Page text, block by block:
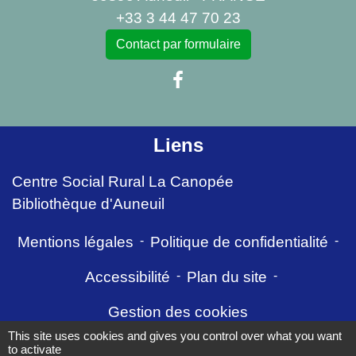
+33 3 44 47 70 23
Contact par formulaire
Liens
Centre Social Rural La Canopée
Bibliothèque d'Auneuil
Mentions légales - Politique de confidentialité -
Accessibilité - Plan du site -
Gestion des cookies
This site uses cookies and gives you control over what you want
to activate